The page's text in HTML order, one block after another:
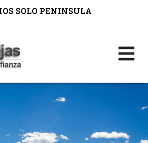
SOLO PENINSULA